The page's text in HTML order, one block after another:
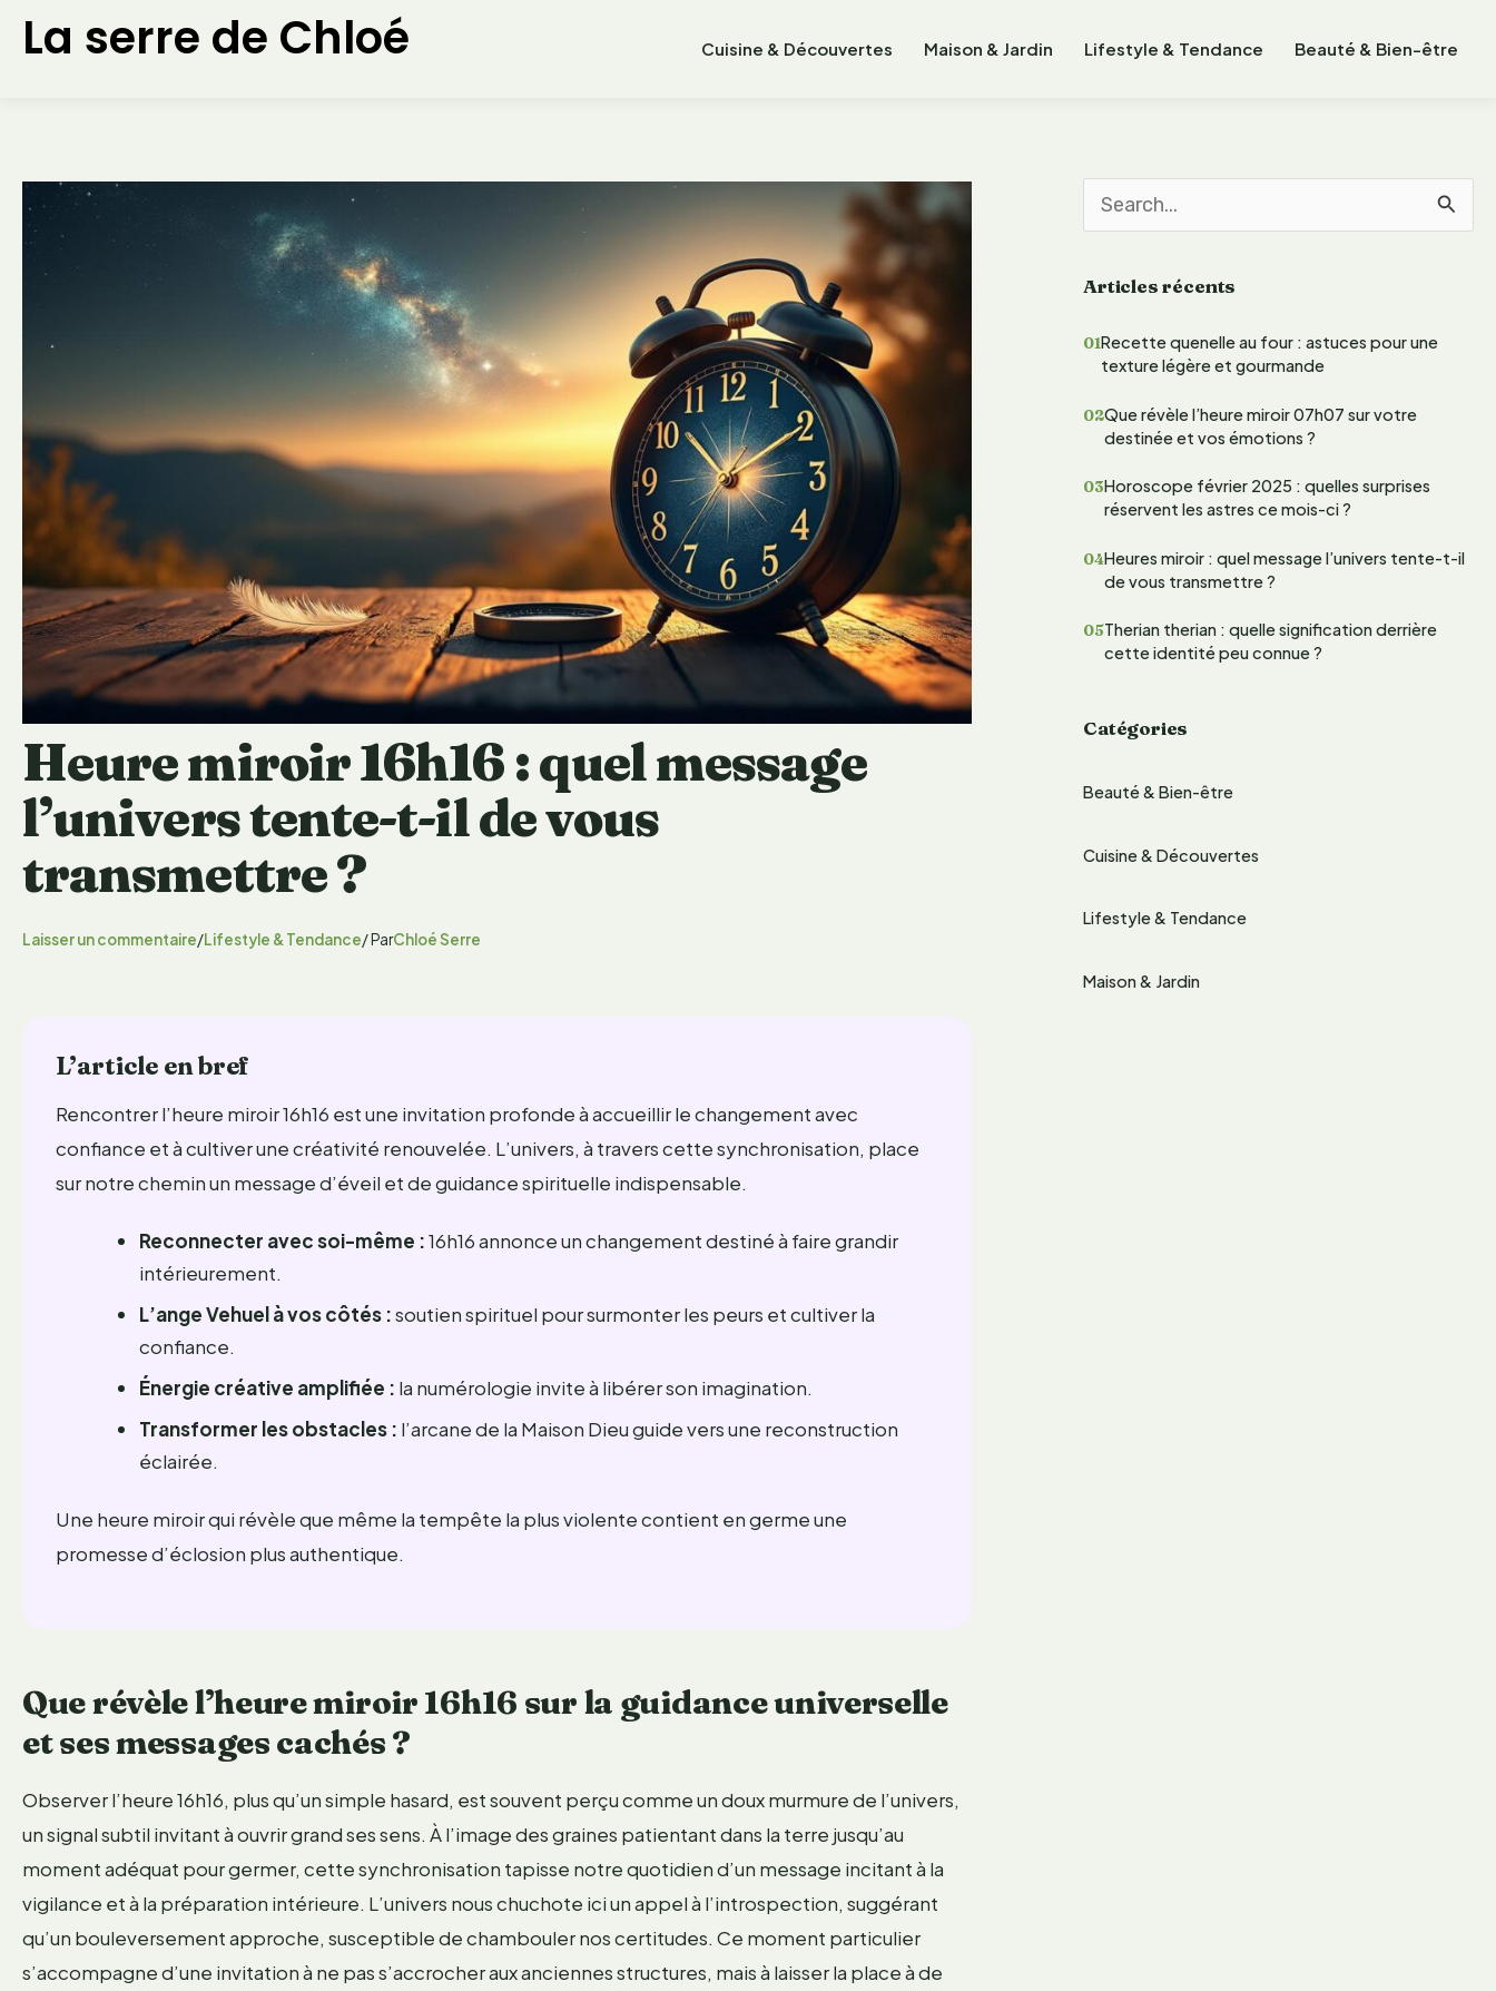
contenu
La serre de Chloé Cuisine & Découvertes Maison & Jardin Lifestyle & Tendance Beauté & Bien-être
Heure miroir 16h16 : quel message
l’univers tente-t-il de vous
transmettre ?
Laisser un commentaire/Lifestyle & Tendance/ ParChloé Serre
L’article en bref
Rencontrer l’heure miroir 16h16 est une invitation profonde à accueillir le changement avec
confiance et à cultiver une créativité renouvelée. L’univers, à travers cette synchronisation, place
sur notre chemin un message d’éveil et de guidance spirituelle indispensable.
Reconnecter avec soi-même :16h16 annonce un changement destiné à faire grandir
intérieurement.
L’ange Vehuel à vos côtés :soutien spirituel pour surmonter les peurs et cultiver la
confiance.
Énergie créative amplifiée : la numérologie invite à libérer son imagination.
Transformer les obstacles : l’arcane de la Maison Dieu guide vers une reconstruction
éclairée.
Une heure miroir qui révèle que même la tempête la plus violente contient en germe une
promesse d’éclosion plus authentique.
Que révèle l’heure miroir 16h16 sur la guidance universelle
et ses messages cachés ?
Observer l’heure 16h16, plus qu’un simple hasard, est souvent perçu comme un doux murmure de l’univers,
un signal subtil invitant à ouvrir grand ses sens. À l’image des graines patientant dans la terre jusqu’au
moment adéquat pour germer, cette synchronisation tapisse notre quotidien d’un message incitant à la
vigilance et à la préparation intérieure. L’univers nous chuchote ici un appel à l’introspection, suggérant
qu’un bouleversement approche, susceptible de chambouler nos certitudes. Ce moment particulier
s’accompagne d’une invitation à ne pas s’accrocher aux anciennes structures, mais à laisser la place à de
c
r
h
r
Articles récents
Recette quenelle au four : astuces pour une
texture légère et gourmande
Que révèle l’heure miroir 07h07 sur votre
destinée et vos émotions ?
Horoscope février 2025 : quelles surprises
réservent les astres ce mois-ci ?
Heures miroir : quel message l’univers tente-t-il
de vous transmettre ?
Therian therian : quelle signification derrière
cette identité peu connue ?
Catégories
Beauté & Bien-être
Cuisine & Découvertes
Lifestyle & Tendance
Maison & Jardin